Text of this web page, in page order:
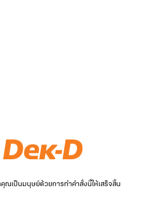
ณเป็นมนุษย์ด้วยการทำคำสั่งนี้ให้เสร็จสิ้น